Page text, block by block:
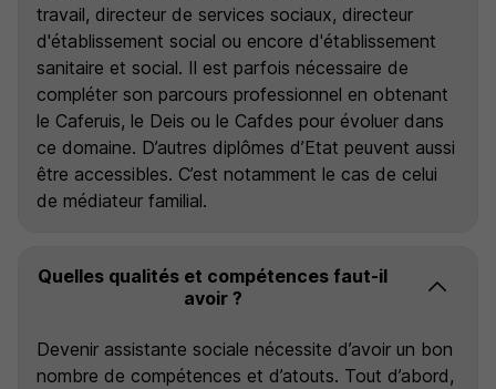
travail, directeur de services sociaux, directeur
d'établissement social ou encore d'établissement
sanitaire et social. Il est parfois nécessaire de
compléter son parcours professionnel en obtenant
le Caferuis, le Deis ou le Cafdes pour évoluer dans
ce domaine. D’autres diplômes d’Etat peuvent aussi
être accessibles. C’est notamment le cas de celui
de médiateur familial.
Quelles qualités et compétences faut-il
avoir ?
Devenir assistante sociale nécessite d’avoir un bon
nombre de compétences et d’atouts. Tout d’abord,